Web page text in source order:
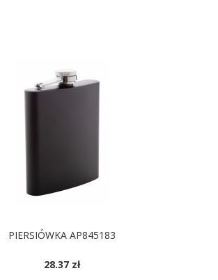
PIERSIÓWKA AP845183
28.37 zł